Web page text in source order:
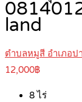
land
ตำบลหมูสี อำเภอป
12,000฿
8ไร่